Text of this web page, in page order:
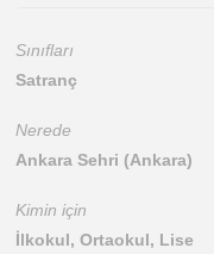
Sınıfları
Satranç
Nerede
Ankara Sehri (Ankara)
Kimin için
İlkokul, Ortaokul, Lise